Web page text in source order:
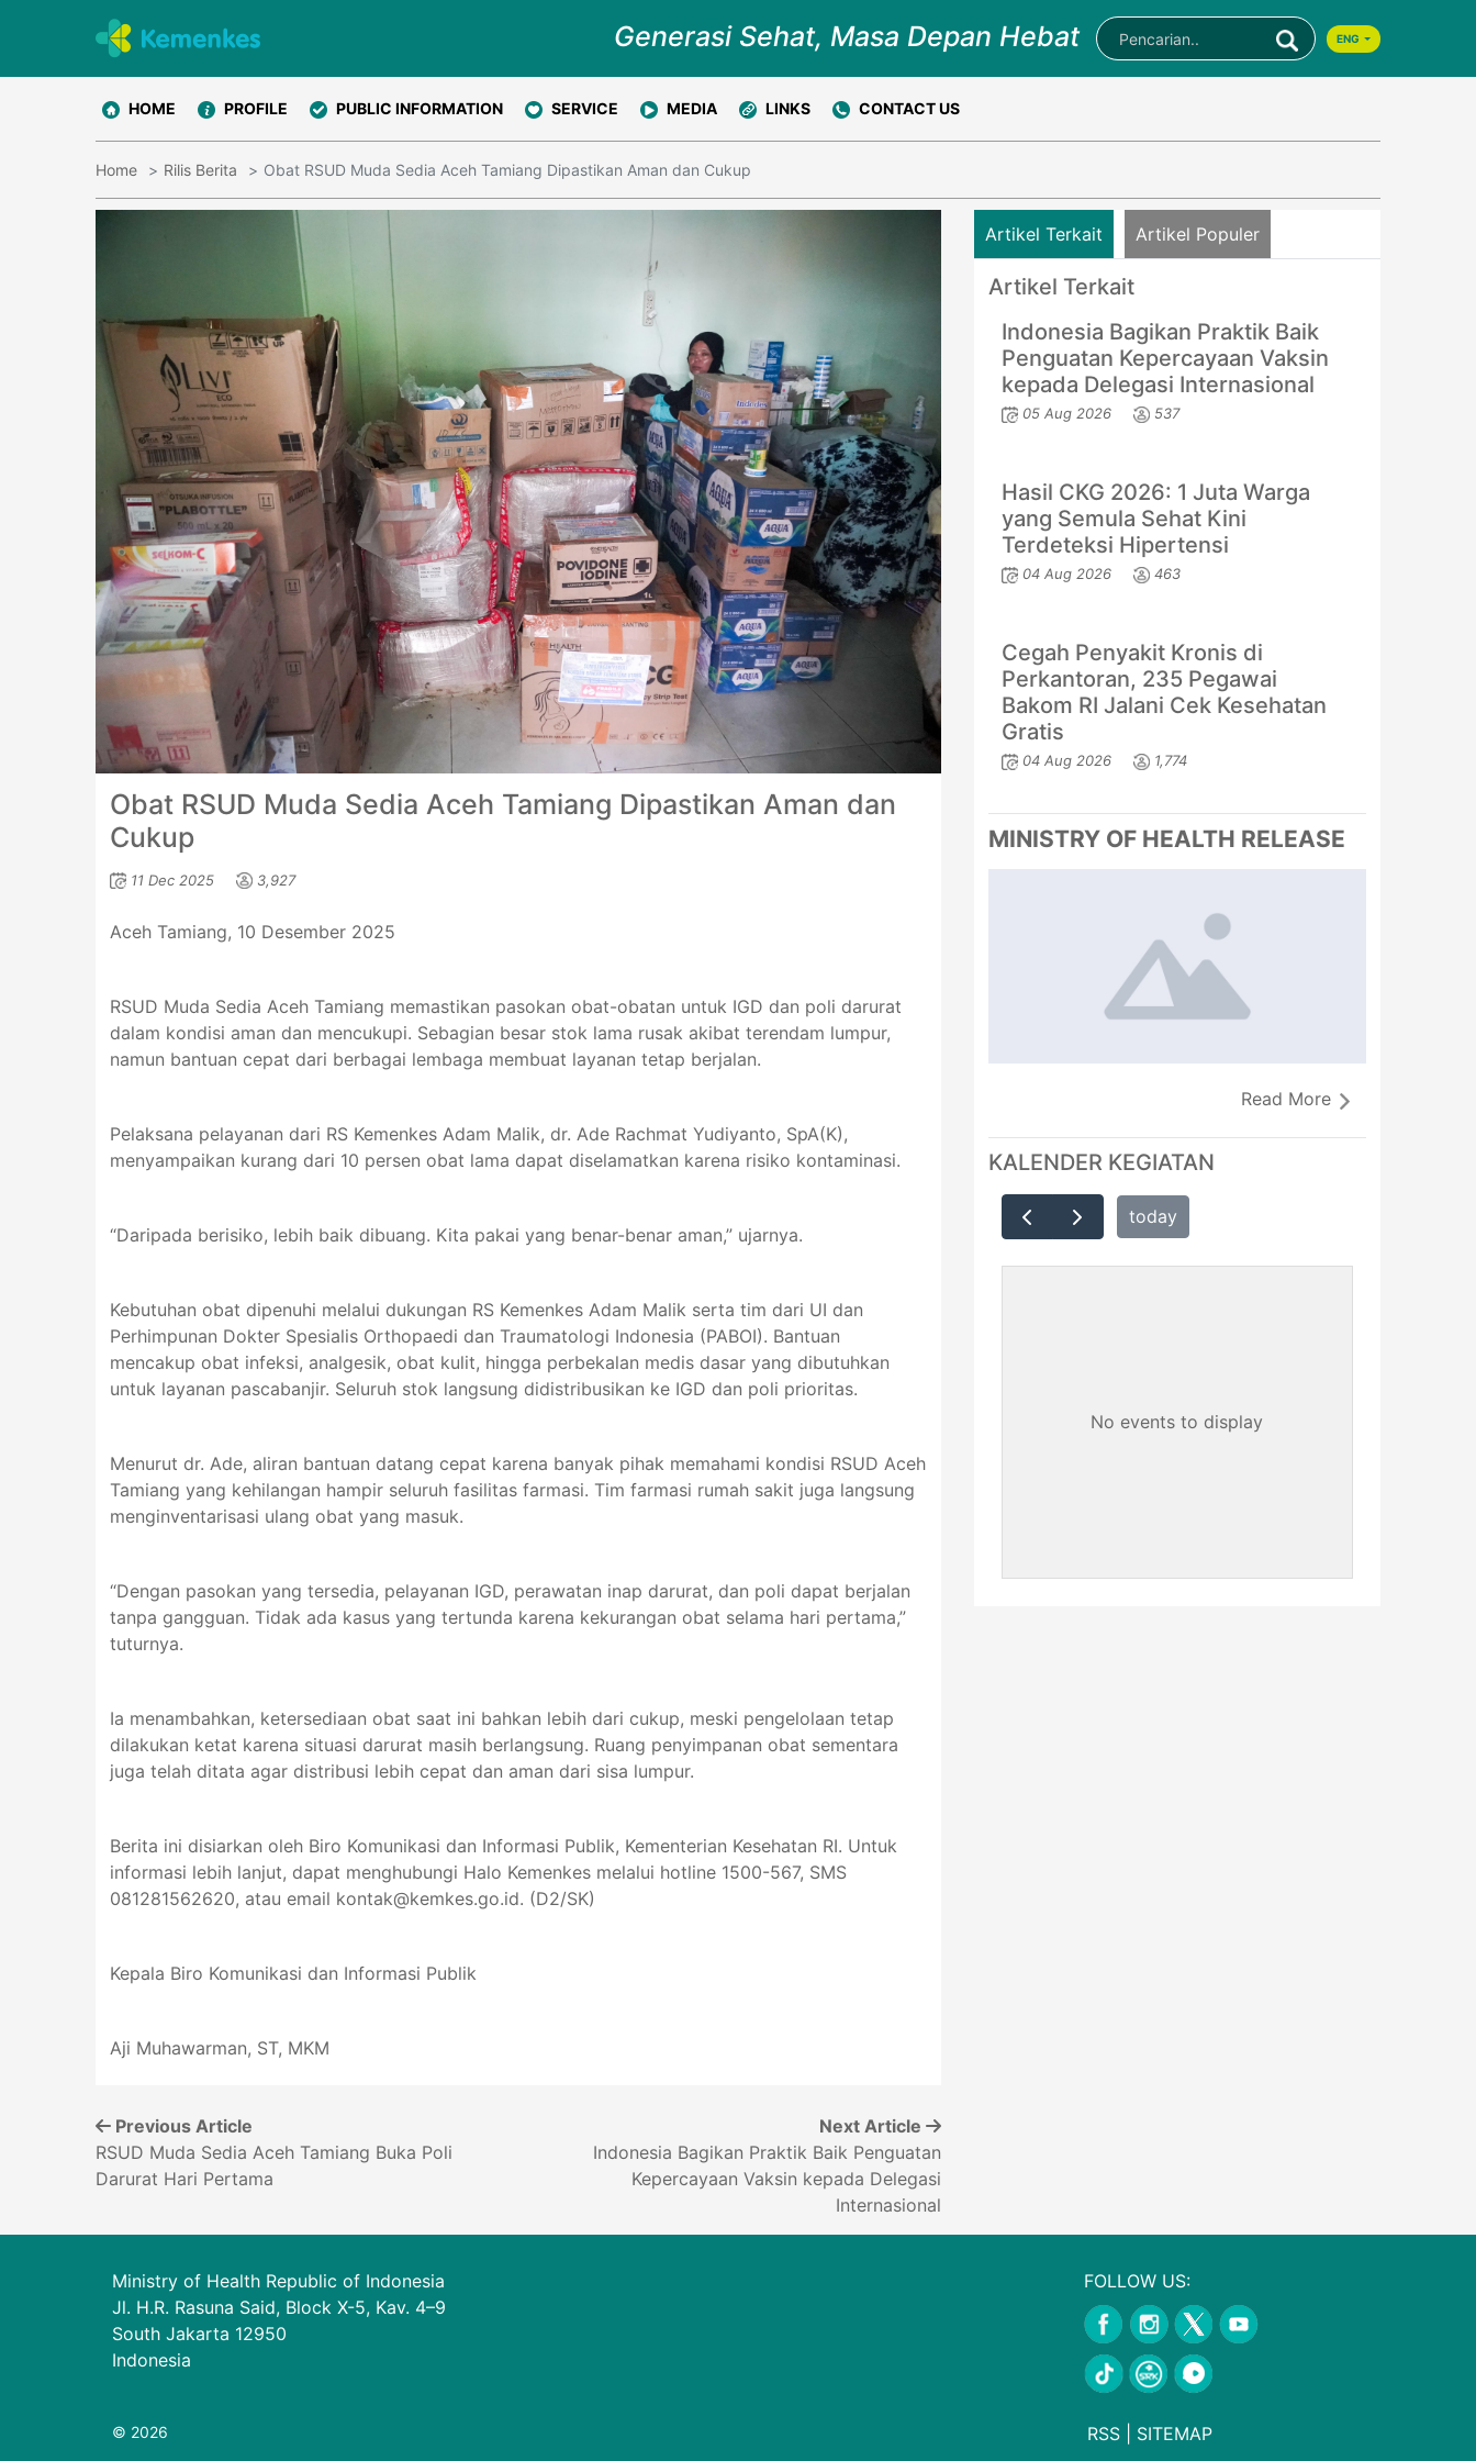
Generasi Sehat, Masa Depan Hebat ENG
HOME PROFILE PUBLIC INFORMATION SERVICE MEDIA LINKS CONTACT US
Home Rilis Berita Obat RSUD Muda Sedia Aceh Tamiang Dipastikan Aman dan Cukup
Obat RSUD Muda Sedia Aceh Tamiang Dipastikan Aman dan
Cukup
11 Dec 2025 3,927
Aceh Tamiang, 10 Desember 2025
RSUD Muda Sedia Aceh Tamiang memastikan pasokan obat-obatan untuk IGD dan poli darurat
dalam kondisi aman dan mencukupi. Sebagian besar stok lama rusak akibat terendam lumpur,
namun bantuan cepat dari berbagai lembaga membuat layanan tetap berjalan.
Pelaksana pelayanan dari RS Kemenkes Adam Malik, dr. Ade Rachmat Yudiyanto, SpA(K),
menyampaikan kurang dari 10 persen obat lama dapat diselamatkan karena risiko kontaminasi.
“Daripada berisiko, lebih baik dibuang. Kita pakai yang benar-benar aman,” ujarnya.
Kebutuhan obat dipenuhi melalui dukungan RS Kemenkes Adam Malik serta tim dari UI dan
Perhimpunan Dokter Spesialis Orthopaedi dan Traumatologi Indonesia (PABOI). Bantuan
mencakup obat infeksi, analgesik, obat kulit, hingga perbekalan medis dasar yang dibutuhkan
untuk layanan pascabanjir. Seluruh stok langsung didistribusikan ke IGD dan poli prioritas.
Menurut dr. Ade, aliran bantuan datang cepat karena banyak pihak memahami kondisi RSUD Aceh
Tamiang yang kehilangan hampir seluruh fasilitas farmasi. Tim farmasi rumah sakit juga langsung
menginventarisasi ulang obat yang masuk.
“Dengan pasokan yang tersedia, pelayanan IGD, perawatan inap darurat, dan poli dapat berjalan
tanpa gangguan. Tidak ada kasus yang tertunda karena kekurangan obat selama hari pertama,”
tuturnya.
Ia menambahkan, ketersediaan obat saat ini bahkan lebih dari cukup, meski pengelolaan tetap
dilakukan ketat karena situasi darurat masih berlangsung. Ruang penyimpanan obat sementara
juga telah ditata agar distribusi lebih cepat dan aman dari sisa lumpur.
Berita ini disiarkan oleh Biro Komunikasi dan Informasi Publik, Kementerian Kesehatan RI. Untuk
informasi lebih lanjut, dapat menghubungi Halo Kemenkes melalui hotline 1500-567, SMS
081281562620, atau email kontak@kemkes.go.id. (D2/SK)
Kepala Biro Komunikasi dan Informasi Publik
Aji Muhawarman, ST, MKM
Previous Article
RSUD Muda Sedia Aceh Tamiang Buka Poli
Darurat Hari Pertama
Next Article
Indonesia Bagikan Praktik Baik Penguatan
Kepercayaan Vaksin kepada Delegasi
Internasional
Artikel Terkait Artikel Populer
Artikel Terkait
Indonesia Bagikan Praktik Baik
Penguatan Kepercayaan Vaksin
kepada Delegasi Internasional
05 Aug 2026 537
Hasil CKG 2026: 1 Juta Warga
yang Semula Sehat Kini
Terdeteksi Hipertensi
04 Aug 2026 463
Cegah Penyakit Kronis di
Perkantoran, 235 Pegawai
Bakom RI Jalani Cek Kesehatan
Gratis
04 Aug 2026 1,774
MINISTRY OF HEALTH RELEASE
Read More
KALENDER KEGIATAN
today
No events to display
Ministry of Health Republic of Indonesia
Jl. H.R. Rasuna Said, Block X-5, Kav. 4–9
South Jakarta 12950
Indonesia
FOLLOW US:
© 2026 RSS| SITEMAP